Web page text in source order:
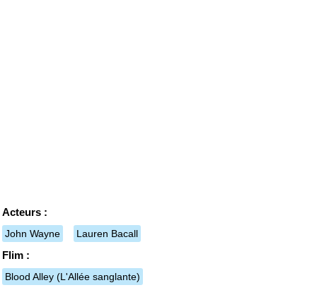
Acteurs :
John Wayne Lauren Bacall
Flim :
Blood Alley (L'Allée sanglante)